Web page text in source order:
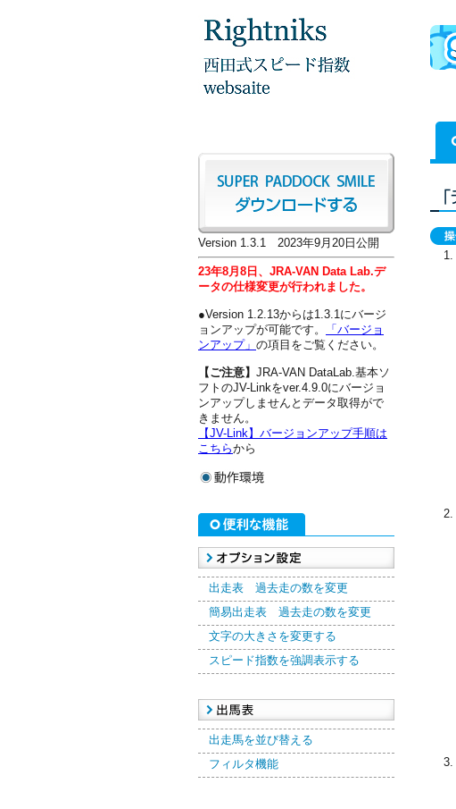
Version 1.3.1 2023年9月20日公開
23年8月8日、JRA-VAN Data Lab.デ
ータの仕様変更が行われました。
●Version 1.2.13からは1.3.1にバージ
ョンアップが可能です。
「バージョ
ンアップ」 の項目をご覧ください。
【ご注意】 JRA-VAN DataLab.基本ソ
フトのJV-Linkをver.4.9.0にバージョ
ンアップしませんとデータ取得がで
きません。
【JV-Link】バージョンアップ手順は
こちらから
出走表 過去走の数を変更
簡易出走表 過去走の数を変更
文字の大きさを変更する
スピード指数を強調表示する
出走馬を並び替える
フィルタ機能